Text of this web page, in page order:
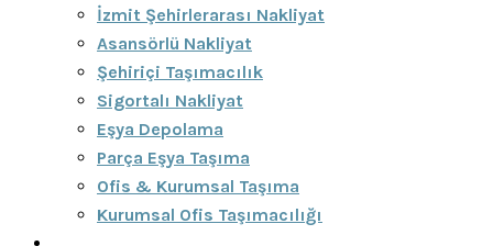
İzmit Şehirlerarası Nakliyat
Asansörlü Nakliyat
Şehiriçi Taşımacılık
Sigortalı Nakliyat
Eşya Depolama
Parça Eşya Taşıma
Ofis & Kurumsal Taşıma
Kurumsal Ofis Taşımacılığı